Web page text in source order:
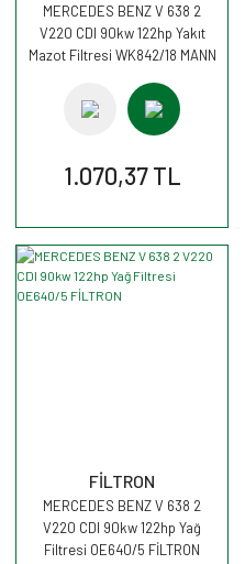
MERCEDES BENZ V 638 2
V220 CDI 90kw 122hp Yakıt
Mazot Filtresi WK842/18 MANN
1.070,37 TL
FİLTRON
MERCEDES BENZ V 638 2
V220 CDI 90kw 122hp Yağ
Filtresi OE640/5 FİLTRON